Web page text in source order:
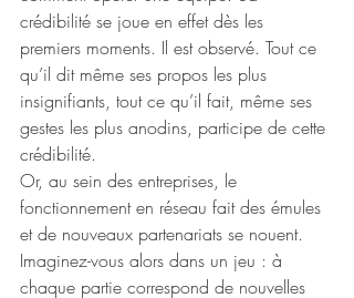
crédibilité se joue en effet dès les
premiers moments. Il est observé. Tout ce
qu’il dit même ses propos les plus
insignifiants, tout ce qu’il fait, même ses
gestes les plus anodins, participe de cette
crédibilité.
Or, au sein des entreprises, le
fonctionnement en réseau fait des émules
et de nouveaux partenariats se nouent.
Imaginez-vous alors dans un jeu : à
chaque partie correspond de nouvelles